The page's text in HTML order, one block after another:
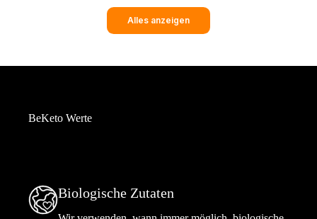
Alles anzeigen
BeKeto Werte
Biologische Zutaten